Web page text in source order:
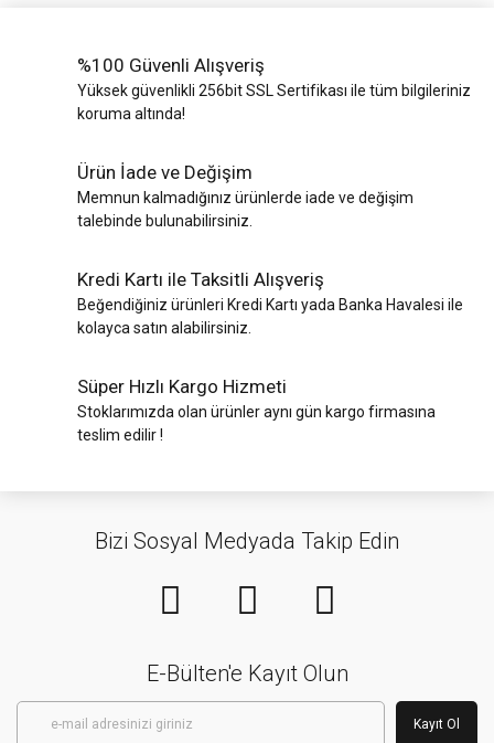
%100 Güvenli Alışveriş
Yüksek güvenlikli 256bit SSL Sertifikası ile tüm bilgileriniz
koruma altında!
Ürün İade ve Değişim
Memnun kalmadığınız ürünlerde iade ve değişim
talebinde bulunabilirsiniz.
Kredi Kartı ile Taksitli Alışveriş
Beğendiğiniz ürünleri Kredi Kartı yada Banka Havalesi ile
kolayca satın alabilirsiniz.
Süper Hızlı Kargo Hizmeti
Stoklarımızda olan ürünler aynı gün kargo firmasına
teslim edilir !
Bizi Sosyal Medyada Takip Edin
E-Bülten'e Kayıt Olun
Kayıt Ol